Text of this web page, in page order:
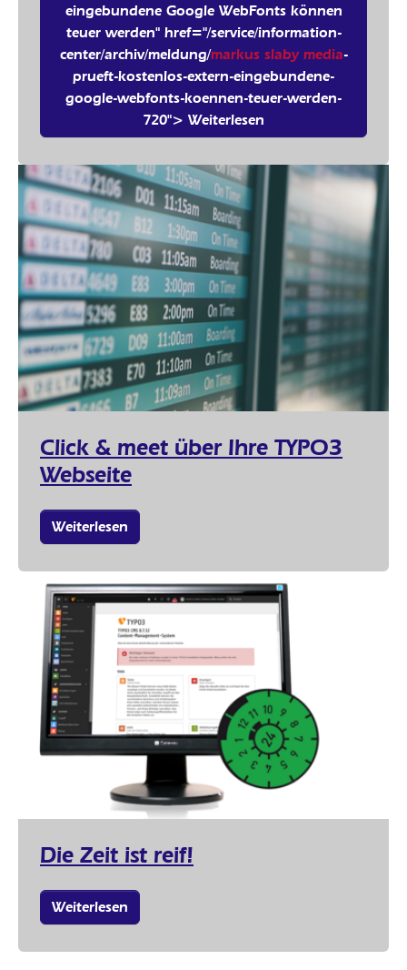
eingebundene Google WebFonts können
teuer werden" href="/service/information-
center/archiv/meldung/markus slaby media-
prueft-kostenlos-extern-eingebundene-
google-webfonts-koennen-teuer-werden-
720"> Weiterlesen
Click & meet über Ihre TYPO3
Webseite
Weiterlesen
Die Zeit ist reif!
Weiterlesen